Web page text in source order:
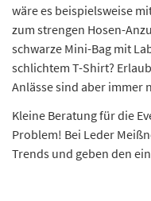
wäre es beispielsweise
zum strengen Hosen-
schwarze Mini-Bag mit
schlichtem T-Shirt?
Anlässe sind aber immer
Kleine Beratung für die
Problem! Bei Leder
Trends und geben den